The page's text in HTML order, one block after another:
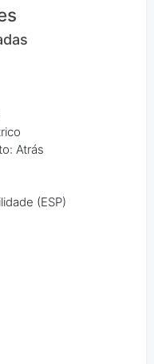
Atrás
(ESP)